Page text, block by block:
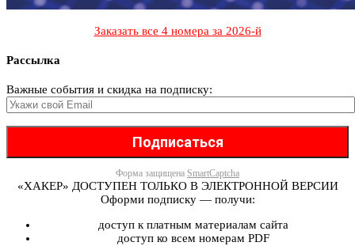
Заказать все 4 номера за 2026-й
Рассылка
Важные события и скидка на подписку:
Форма защищена SmartCaptcha
«ХАКЕР» ДОСТУПЕН ТОЛЬКО В ЭЛЕКТРОННОЙ ВЕРСИИ
Оформи подписку — получи:
доступ к платным материалам сайта
доступ ко всем номерам PDF